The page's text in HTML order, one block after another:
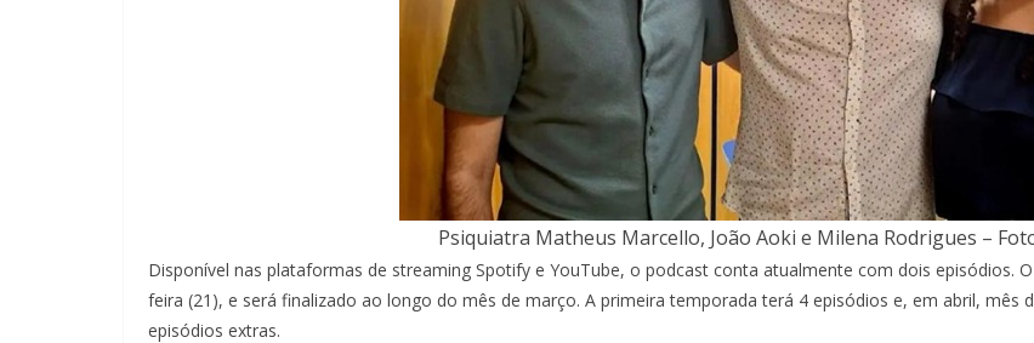
Psiquiatra Matheus Marcello, João Aoki e Milena Rodrigues –
Disponível nas plataformas de streaming Spotify e YouTube, o podcast conta atualmente com dois episódios.
feira (21), e será finalizado ao longo do mês de março. A primeira temporada terá 4 episódios e, em abril, mês
episódios extras.